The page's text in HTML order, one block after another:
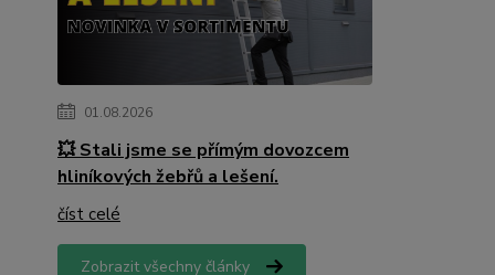
01.08.2026
💥 Stali jsme se přímým dovozcem
hliníkových žebřů a lešení.
číst celé
Zobrazit všechny články